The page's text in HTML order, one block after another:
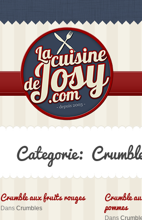
Categorie:
Crumble aux fruits rouges
Dans Crumbles
Crumble
pommes
Dans